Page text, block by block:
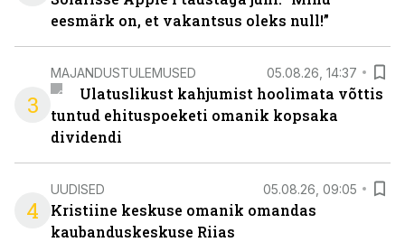
eesmärk on, et vakantsus oleks null!”
3
MAJANDUSTULEMUSED 05.08.26, 14:37
Ulatuslikust kahjumist hoolimata võttis
tuntud ehituspoeketi omanik kopsaka
dividendi
4
UUDISED 05.08.26, 09:05
Kristiine keskuse omanik omandas
kaubanduskeskuse Riias